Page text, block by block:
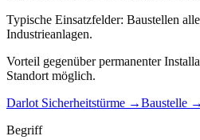
Typische Einsatzfelder: Baustellen
Industrieanlagen.
Vorteil gegenüber permanenter
Standort möglich.
Darlot Sicherheitstürme →Baustelle →
Begriff